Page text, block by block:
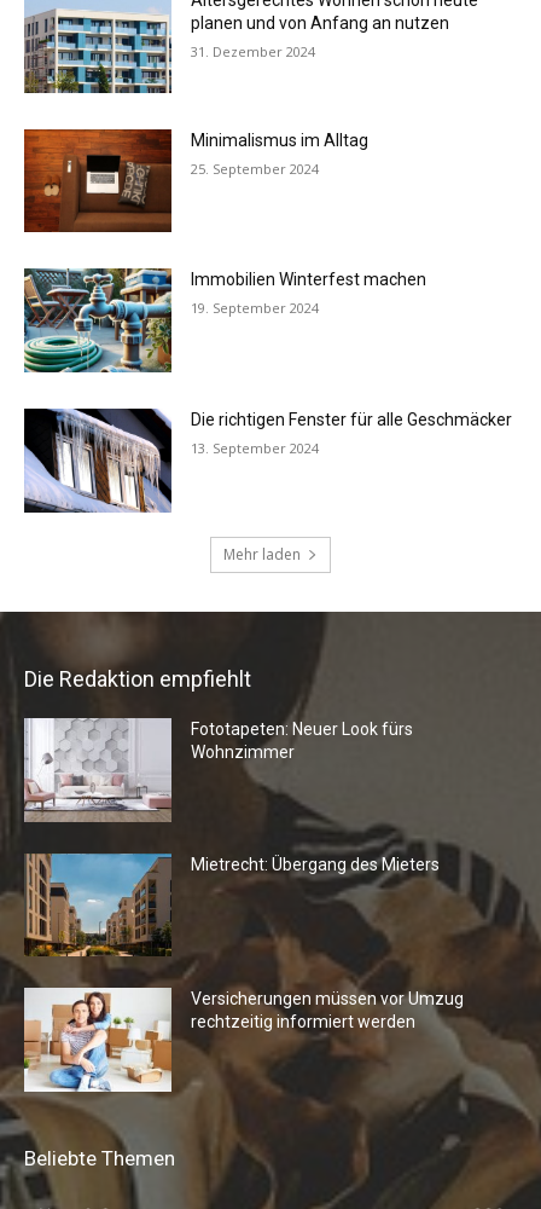
Die Redaktion empfiehlt
Fototapeten: Neuer Look fürs
Wohnzimmer
Mietrecht: Übergang des Mieters
Versicherungen müssen vor Umzug
rechtzeitig informiert werden
Beliebte Themen